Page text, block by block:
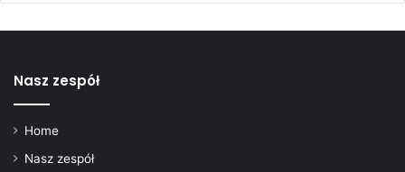
iNasz zespół
Home
Nasz zespół